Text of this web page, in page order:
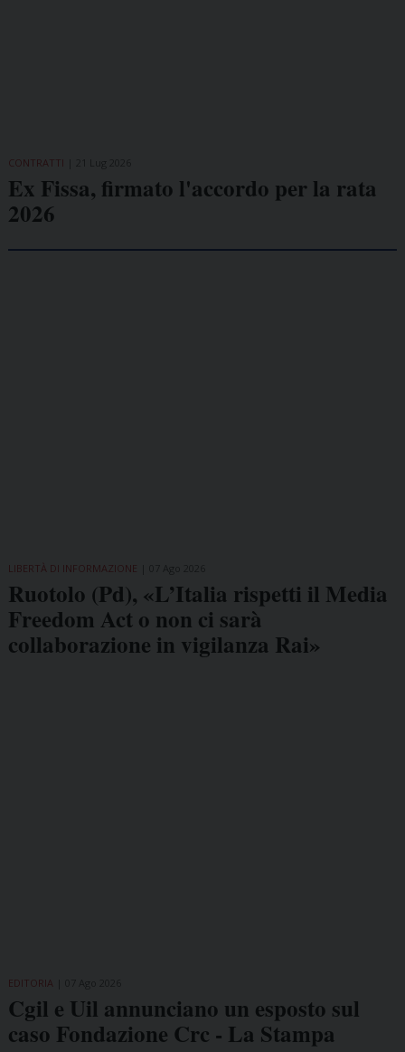
CONTRATTI
Ex Fissa, firmato l'accordo per la rata
2026
LIBERTÀ DI INFORMAZIONE
Ruotolo (Pd), «L’Italia rispetti il Media
Freedom Act o non ci sarà
collaborazione in vigilanza Rai»
EDITORIA
Cgil e Uil annunciano un esposto sul
caso Fondazione Crc - La Stampa